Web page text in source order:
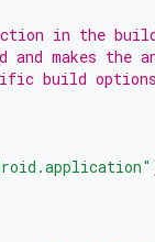
in the build
makes the
build